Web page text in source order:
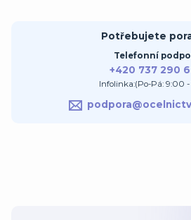
Potřebujete
Telefonní
+420 737 290
Infolinka:(Po-Pá: 9:00 -